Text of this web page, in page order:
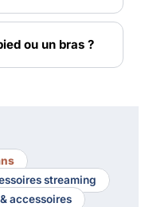
ou un bras ?
streaming
accessoires